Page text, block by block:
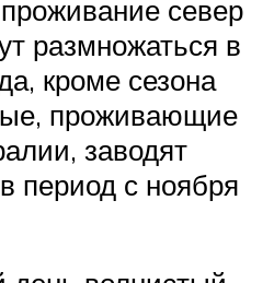
север
размножаться в
кроме сезона
проживающие
заводят
период с ноября